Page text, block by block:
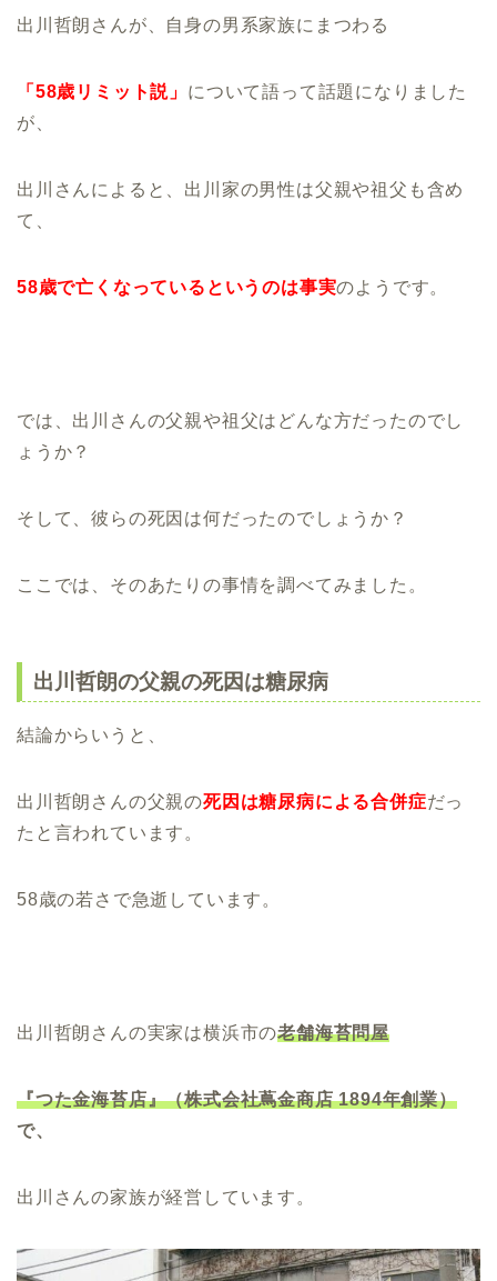
出川哲朗さんが、自身の男系家族にまつわる
「58歳リミット説」 について語って話題になりました
が、
出川さんによると、出川家の男性は父親や祖父も含め
て、
58歳で亡くなっているというのは事実のようです。
では、出川さんの父親や祖父はどんな方だったのでし
ょうか？
そして、彼らの死因は何だったのでしょうか？
ここでは、そのあたりの事情を調べてみました。
出川哲朗の父親の死因は糖尿病
結論からいうと、
出川哲朗さんの父親の死因は糖尿病による合併症だっ
たと言われています。
58歳の若さで急逝しています。
出川哲朗さんの実家は横浜市の老舗海苔問屋
『つた金海苔店』（株式会社蔦金商店 1894年創業）
で、
出川さんの家族が経営しています。